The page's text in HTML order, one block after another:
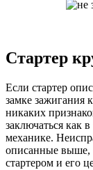
Стартер
Если стартер
замке зажигания
никаких
заключаться как
механике.
описанные выше,
стартером и его